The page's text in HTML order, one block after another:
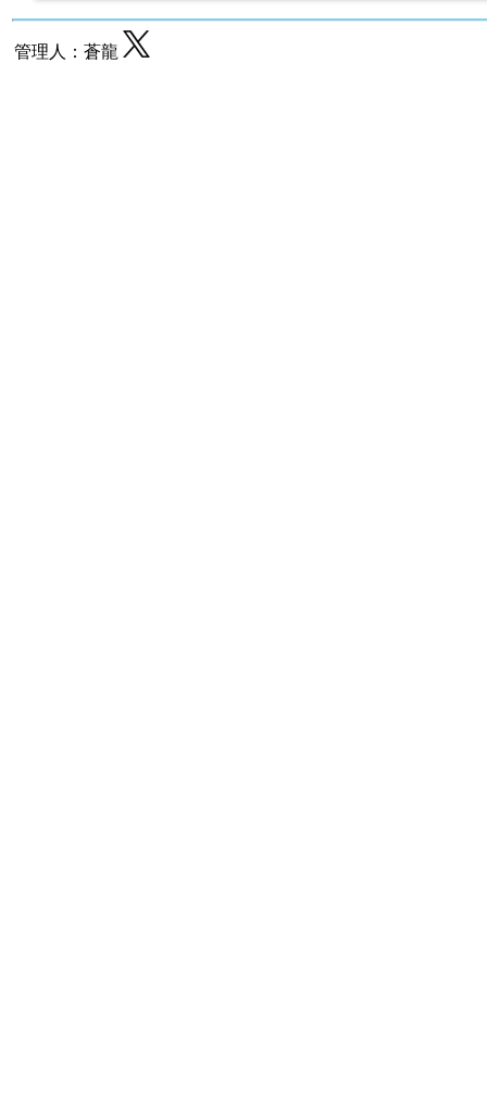
管理人：蒼龍